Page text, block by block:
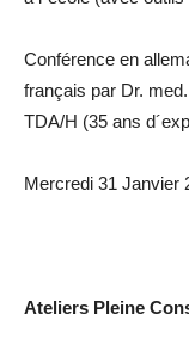
Conférence en
français par Dr.
TDA/H (35 ans
Mercredi 31 Janvier
Ateliers Pleine